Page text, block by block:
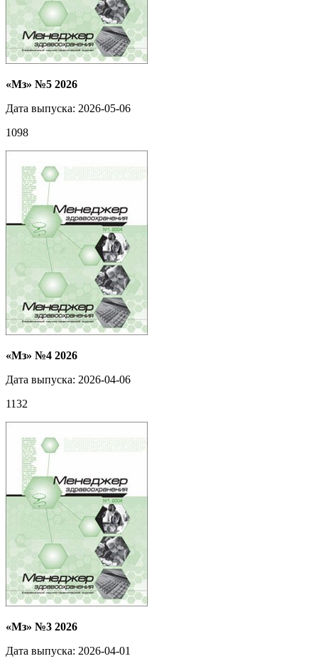
«Мз» №5 2026
Дата выпуска: 2026-05-06
1098
«Мз» №4 2026
Дата выпуска: 2026-04-06
1132
«Мз» №3 2026
Дата выпуска: 2026-04-01